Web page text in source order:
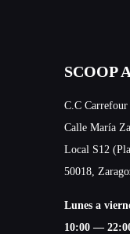
SCOOP
C.C
Calle María
Local S12
50018,
Lunes a
10:00 —